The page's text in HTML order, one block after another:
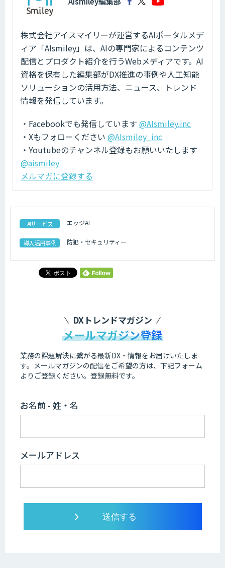
株式会社アイスマイリーが運営するAIポータルメデ
ィア「AIsmiley」は、AIの専門家によるコンテンツ
配信とプロダクト紹介を行うWebメディアです。AI
資格を保有した編集部がDX推進の事例や人工知能
ソリューションの活用方法、ニュース、トレンド
情報を発信しています。
・Facebookでも発信しています @AIsmiley.inc
・Xもフォローください @AIsmiley_inc
・Youtubeのチャンネル登録もお願いいたします
@aismiley
メルマガに登録する
AIサービス エッジAI
導入活用事例 防犯・セキュリティー
DXトレンドマガジン
メールマガジン登録
業務の課題解決に繋がる最新DX・情報をお届けいたしま
す。 メールマガジンの配信をご希望の方は、下記フォーム
よりご登録ください。登録無料です。
お名前 - 姓・名
メールアドレス